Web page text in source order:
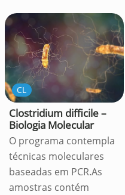
CL
Clostridium difficile –
Biologia Molecular
O programa contempla
técnicas moleculares
baseadas em PCR.As
amostras contém